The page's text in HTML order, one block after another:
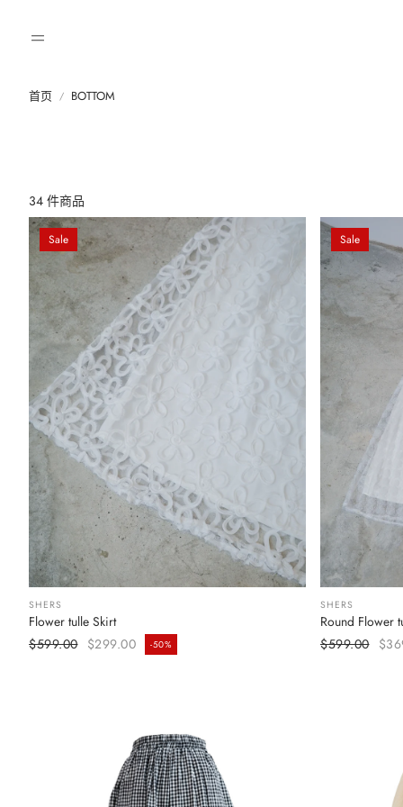
首页 BOTTOM
34 件商品
Sale
加入購物車
SHERS
Flower tulle Skirt
$299.00
-50%
售價 定價
$599.00
Sale
SHERS
Round Flower
售價 定
$599.00